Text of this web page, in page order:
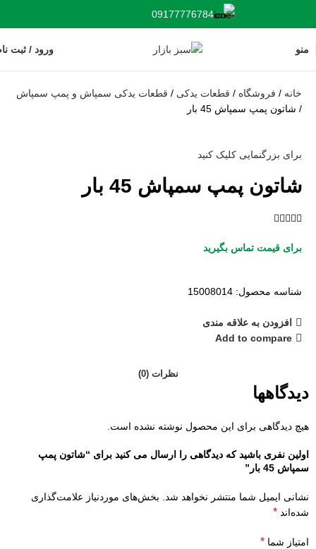
09177776784
منو ورود / ثبت
خانه فروشگاه قطعات یدکی
قطعات یدکی سمپاش و پمپ سمپاش
شاتون پمپ سمپاش 45 بار
برای بزرگنمایی کلیک کنید
شاتون پمپ سمپاش 45 بار

برای قیمت تماس بگیرید
شناسه محصول: 15008014
افزودن به علاقه مندی
Add to compare
نظرات (0)
دیدگاهها
هیچ دیدگاهی برای این محصول نوشته نشده است.
اولین نفری باشید که دیدگاهی را ارسال می کنید برای “شاتون پمپ
سمپاش 45 بار”
نشانی ایمیل شما منتشر نخواهد شد. بخش‌های موردنیاز علامت‌گذاری
شده‌اند *
امتیاز شما *